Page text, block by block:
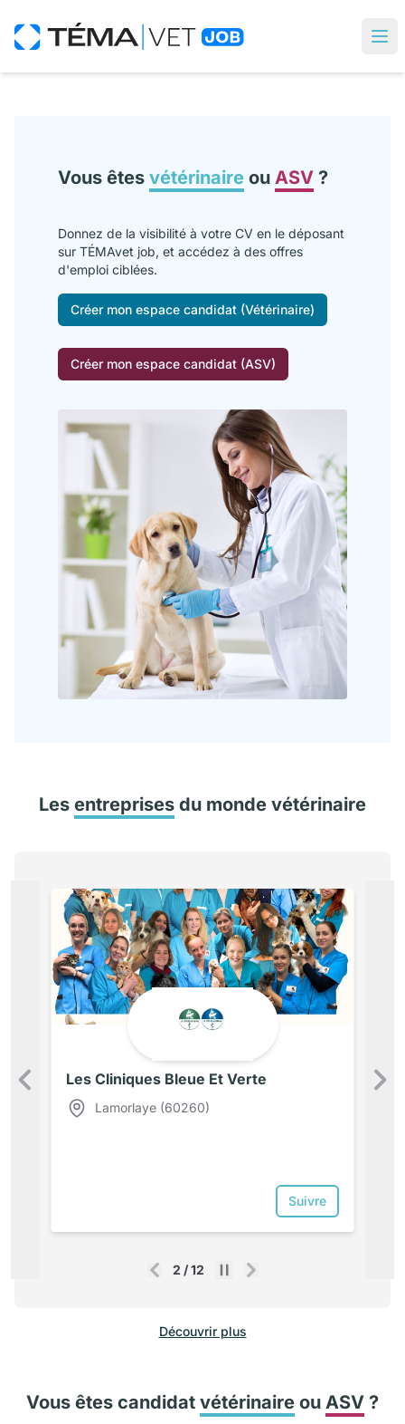
Vous êtes vétérinaire ou ASV ?
Donnez de la visibilité à votre CV en le déposant
sur TÉMAvet job, et accédez à des offres
d'emploi ciblées.
Créer mon espace candidat (Vétérinaire)
Créer mon espace candidat (ASV)
Les entreprises du monde vétérinaire
Les Cliniques Bleue Et Verte
Lamorlaye (60260)
Suivre
2 /12
Précédent
Découvrir plus
Vous êtes candidat vétérinaire ou ASV ?